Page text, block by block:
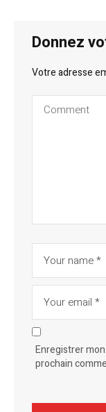
Donnez
Votre adresse
Enregistrer
prochain